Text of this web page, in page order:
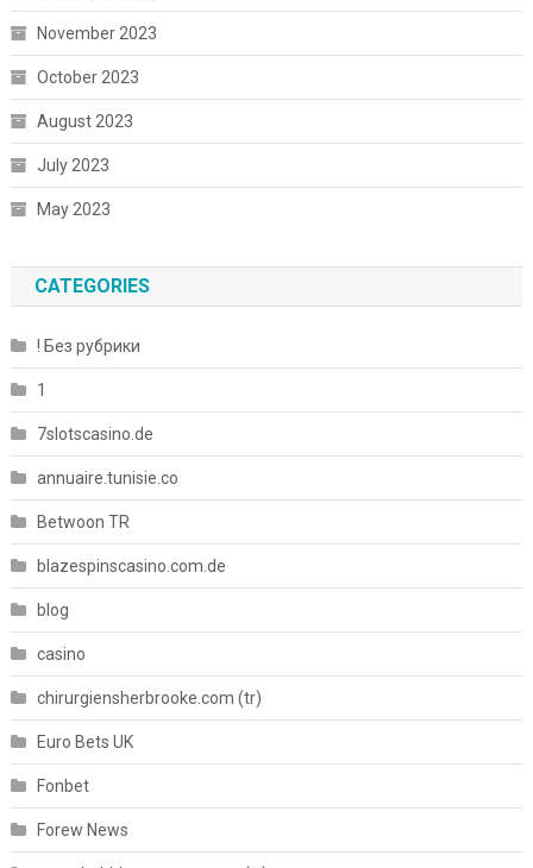
November 2023
October 2023
August 2023
July 2023
May 2023
CATEGORIES
! Без рубрики
1
7slotscasino.de
annuaire.tunisie.co
Betwoon TR
blazespinscasino.com.de
blog
casino
chirurgiensherbrooke.com (tr)
Euro Bets UK
Fonbet
Forew News